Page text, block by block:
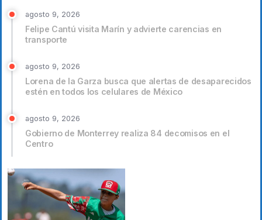
agosto 9, 2026
Felipe Cantú visita Marín y advierte carencias en
transporte
agosto 9, 2026
Lorena de la Garza busca que alertas de desaparecidos
estén en todos los celulares de México
agosto 9, 2026
Gobierno de Monterrey realiza 84 decomisos en el
Centro